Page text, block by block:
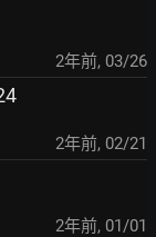
2年前, 03/26
2年前, 02/21
2年前, 01/01